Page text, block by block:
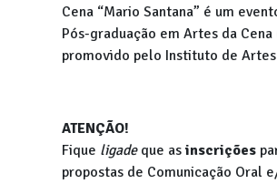
Cena “Mario Santana” é um
Pós-graduação em Artes da Cena
promovido pelo Instituto de Artes
ATENÇÃO!
Fique ligadeque as inscrições
propostas de Comunicação Oral